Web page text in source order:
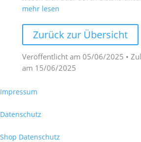
mehr lesen
Zurück zur Übersicht
Veröffentlicht am 05/06/2025 •
am 15/06/2025
Impressum
Datenschutz
Shop Datenschutz